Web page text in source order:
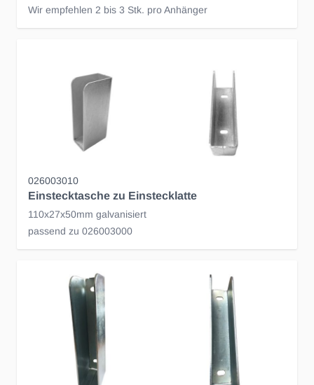
Wir empfehlen 2 bis 3 Stk. pro Anhänger
026003010
Einstecktasche zu Einstecklatte
110x27x50mm galvanisiert
passend zu 026003000